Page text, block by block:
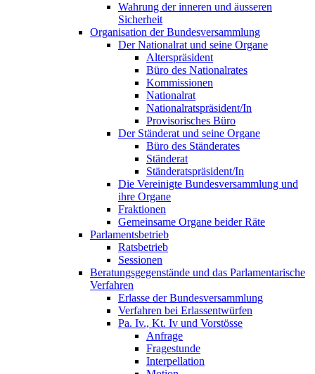
Wahrung der inneren und äusseren
Sicherheit
Organisation der Bundesversammlung
Der Nationalrat und seine Organe
Alterspräsident
Büro des Nationalrates
Kommissionen
Nationalrat
Nationalratspräsident/In
Provisorisches Büro
Der Ständerat und seine Organe
Büro des Ständerates
Ständerat
Ständeratspräsident/In
Die Vereinigte Bundesversammlung und
ihre Organe
Fraktionen
Gemeinsame Organe beider Räte
Parlamentsbetrieb
Ratsbetrieb
Sessionen
Beratungsgegenstände und das Parlamentarische
Verfahren
Erlasse der Bundesversammlung
Verfahren bei Erlassentwürfen
Pa. Iv., Kt. Iv und Vorstösse
Anfrage
Fragestunde
Interpellation